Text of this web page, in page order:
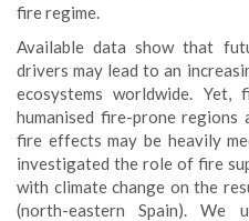
fire regime.
Available data show that
drivers may lead to an
ecosystems worldwide.
humanised fire-prone
fire effects may be heavily
investigated the role of fire
with climate change on the
(north-eastern Spain). We